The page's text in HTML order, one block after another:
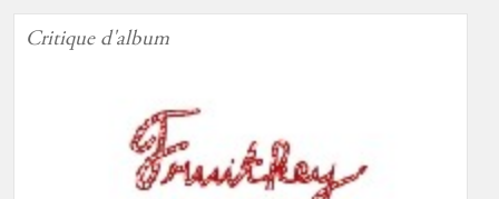
Critique d'album